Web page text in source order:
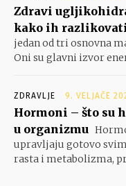
Zdravi
kako ih
jedan od tri osnovna
Oni su glavni izvor
ZDRAVLJE 9. VELJAČE
Hormoni – što su
u organizmu
upravljaju gotovo
rasta i metabolizma,